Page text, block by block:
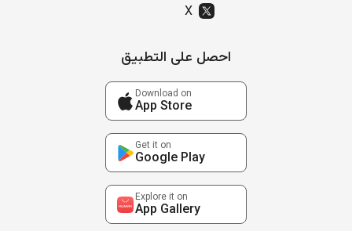
X
احصل على التطبيق
Download on
App Store
Get it on
Google Play
Explore it on
App Gallery